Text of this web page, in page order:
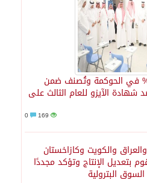
طويق تحقق 97.35% في الحوكمة وتُصنف ضمن
شهادة الآيزو للعام الثالث على
169
والكويت وكازاخستان
بتعديل الإنتاج وتؤكد مجددًا
السوق البترولية